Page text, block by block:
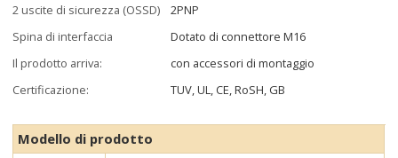
2 uscite di sicurezza (OSSD)
2PNP
Spina di interfaccia
Dotato di connettore M16
Il prodotto arriva:
con accessori di montaggio
Certificazione:
TUV, UL, CE, RoSH, GB
Modello di prodotto